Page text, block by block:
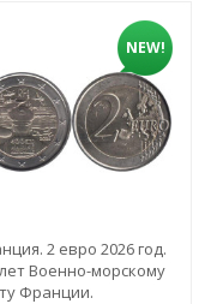
NEW!
2 евро 2026 год.
Военно-морскому
Франции.